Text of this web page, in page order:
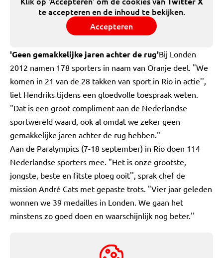
te accepteren en de inhoud te bekijken.
Accepteren
'Geen gemakkelijke jaren achter de rug'Bij Londen
2012 namen 178 sporters in naam van Oranje deel. "We
komen in 21 van de 28 takken van sport in Rio in actie'',
liet Hendriks tijdens een gloedvolle toespraak weten.
"Dat is een groot compliment aan de Nederlandse
sportwereld waard, ook al omdat we zeker geen
gemakkelijke jaren achter de rug hebben.''
Aan de Paralympics (7-18 september) in Rio doen 114
Nederlandse sporters mee. "Het is onze grootste,
jongste, beste en fitste ploeg ooit'', sprak chef de
mission André Cats met gepaste trots. "Vier jaar geleden
wonnen we 39 medailles in Londen. We gaan het
minstens zo goed doen en waarschijnlijk nog beter.''